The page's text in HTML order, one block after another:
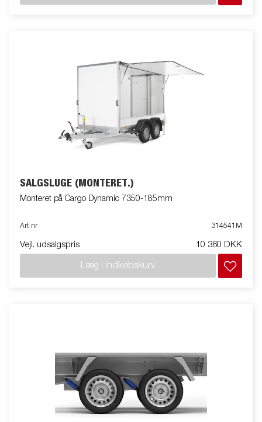
SALGSLUGE (MONTERET.)
Monteret på Cargo Dynamic 7350-185mm
Art nr 314541M
Vejl. udsalgspris 10 360 DKK
Læg i indkøbskurv